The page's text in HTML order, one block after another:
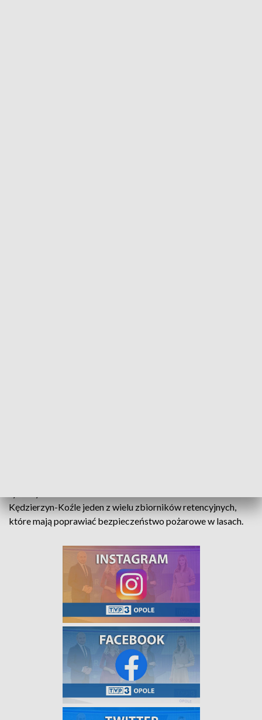
Kędzierzyn-Koźle jeden z wielu zbiorników retencyjnych,
które mają poprawiać bezpieczeństwo pożarowe w lasach.